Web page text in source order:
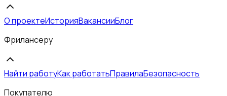
О проектеИсторияВакансииБлог
Фрилансеру
Найти работуКак работатьПравилаБезопасность
Покупателю